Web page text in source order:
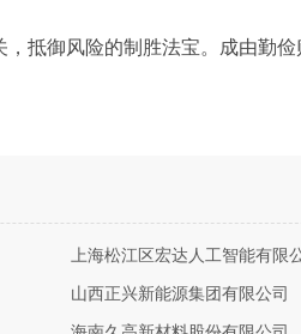
抵御风险的制胜法宝。成由勤
上海松江区宏达人工智能有限
山西正兴新能源集团有限公司